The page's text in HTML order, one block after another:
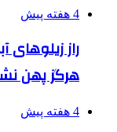
4 هفته پیش
راز
هرگز پهن
4 هفته پیش